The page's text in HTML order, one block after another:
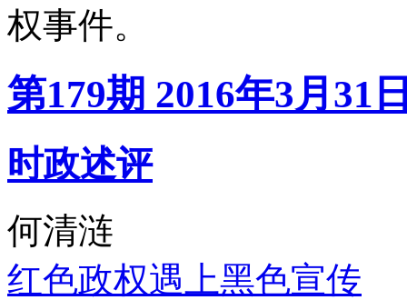
权事件。
第179期 2016年3月31
时政述评
何清涟
红色政权遇上黑色宣传